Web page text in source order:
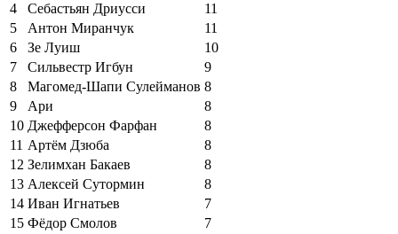
4
Себастьян Дриусси
11
5
Антон Миранчук
11
6
Зе Луиш
10
7
Сильвестр Игбун
9
8
Магомед-Шапи Сулейманов 8
9
Ари
8
10 Джефферсон Фарфан
8
11 Артём Дзюба
8
12 Зелимхан Бакаев
8
13 Алексей Сутормин
8
14 Иван Игнатьев
7
15 Фёдор Смолов 7